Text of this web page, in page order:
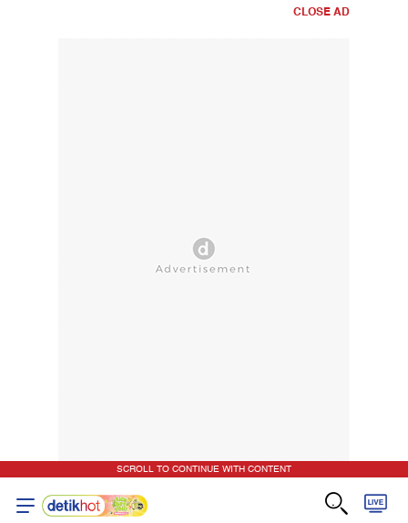
CLOSE AD
SCROLL TO CONTINUE WITH CONTENT